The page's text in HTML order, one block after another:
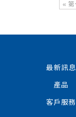
« 第
最新訊息
產品
客戶服務